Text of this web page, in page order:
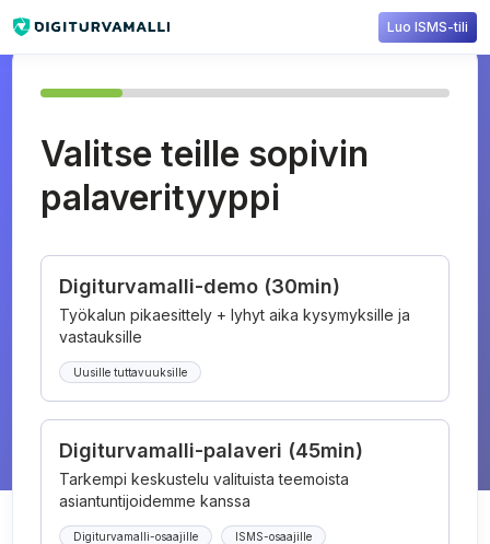
Luo ISMS-tili
Valitse teille sopivin
palaverityyppi
Digiturvamalli-demo (30min)
Työkalun pikaesittely + lyhyt aika kysymyksille ja
vastauksille
Uusille tuttavuuksille
Digiturvamalli-palaveri (45min)
Tarkempi keskustelu valituista teemoista
asiantuntijoidemme kanssa
Digiturvamalli-osaajille ISMS-osaajille